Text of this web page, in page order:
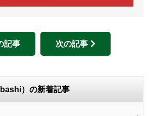
記事 次の記事
）の新着記事